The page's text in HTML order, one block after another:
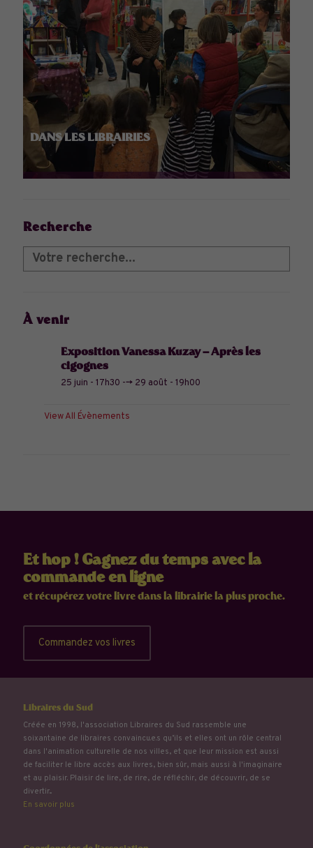
DANS LES LIBRAIRIES
Recherche
À venir
Exposition Vanessa Kuzay – Après les
cigognes
25 juin - 17h30 --> 29 août - 19h00
View All Évènements
Et hop ! Gagnez du temps avec la
commande en ligne
et récupérez votre livre dans la librairie la plus proche.
Commandez vos livres
Libraires du Sud
Créée en 1998, l'association Libraires du Sud rassemble une
soixantaine de libraires convaincu.e.s qu’ils et elles ont un rôle central
dans l'animation culturelle de nos villes, et que leur mission est aussi
de faciliter le libre accès aux livres, bien sûr, mais aussi à l'imaginaire
et au plaisir. Plaisir de lire, de rire, de réfléchir, de découvrir, de se
divertir...
En savoir plus